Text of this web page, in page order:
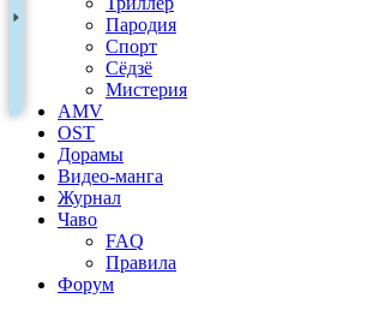
Пародия
Спорт
Сёдзё
Мистерия
AMV
OST
Дорамы
Видео-манга
Журнал
Чаво
FAQ
Правила
Форум